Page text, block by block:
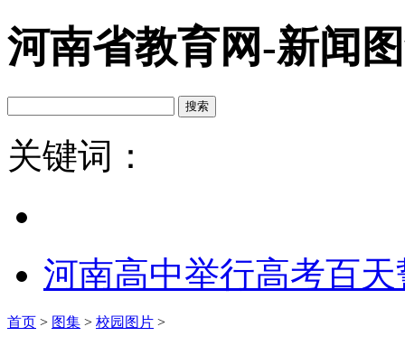
河南省教育网-新闻
关键词：
河南高中举行高考百
首页 > 图集 > 校园图片 >